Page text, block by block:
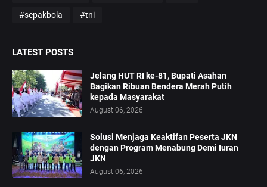
#sepakbola #tni
LATEST POSTS
Jelang HUT RI ke-81, Bupati Asahan
Bagikan Ribuan Bendera Merah Putih
kepada Masyarakat
August 06, 2026
Solusi Menjaga Keaktifan Peserta JKN
dengan Program Menabung Demi Iuran
JKN
August 06, 2026